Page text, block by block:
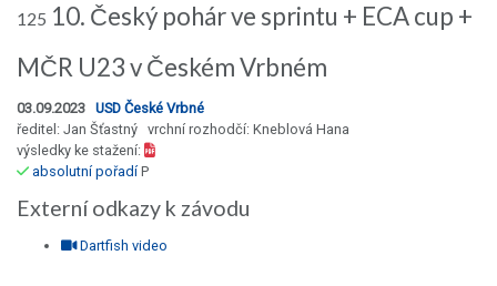
125 10. Český pohár ve sprintu + ECA cup +
MČR U23 v Českém Vrbném
03.09.2023 USD České Vrbné
ředitel: Jan Šťastný vrchní rozhodčí: Kneblová Hana
výsledky ke stažení:
absolutní pořadíP
Externí odkazy k závodu
Dartfish video